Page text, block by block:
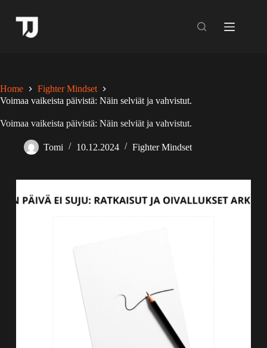
Home
Fighter Mindset
Voimaa vaikeista päivistä: Näin selviät ja vahvistut.
Voimaa vaikeista päivistä: Näin selviät ja vahvistut.
Tomi 10.12.2024 Fighter Mindset